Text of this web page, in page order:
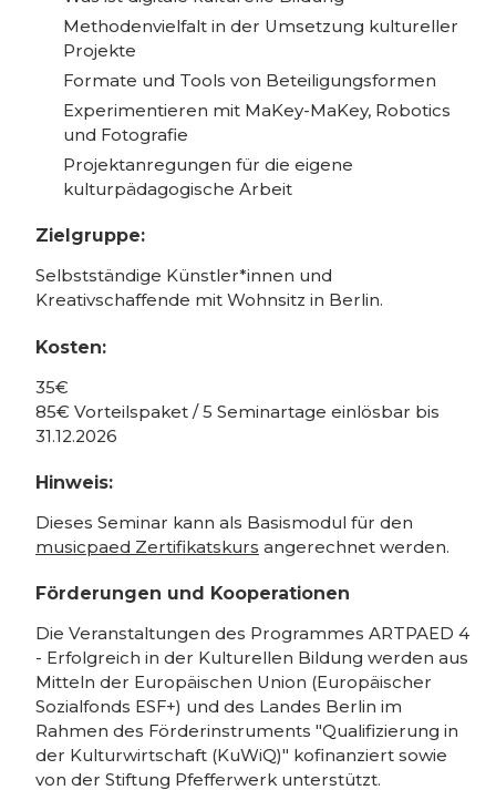
Methodenvielfalt in der Umsetzung kultureller
Projekte
Formate und Tools von Beteiligungsformen
Experimentieren mit MaKey-MaKey, Robotics
und Fotografie
Projektanregungen für die eigene
kulturpädagogische Arbeit
Zielgruppe:
Selbstständige Künstler*innen und
Kreativschaffende mit Wohnsitz in Berlin.
Kosten:
35€
85€ Vorteilspaket / 5 Seminartage einlösbar bis
31.12.2026
Hinweis:
Dieses Seminar kann als Basismodul für den
musicpaed Zertifikatskurs angerechnet werden.
Förderungen und Kooperationen
Die Veranstaltungen des Programmes ARTPAED 4
- Erfolgreich in der Kulturellen Bildung werden aus
Mitteln der Europäischen Union (Europäischer
Sozialfonds ESF+) und des Landes Berlin im
Rahmen des Förderinstruments "Qualifizierung in
der Kulturwirtschaft (KuWiQ)" kofinanziert sowie
von der Stiftung Pfefferwerk unterstützt.